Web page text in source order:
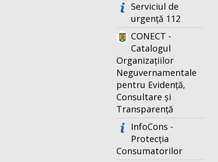
Serviciul de
urgență 112
CONECT -
Catalogul
Organizațiilor
Neguvernamentale
pentru Evidență,
Consultare și
Transparență
InfoCons -
Protecția
Consumatorilor